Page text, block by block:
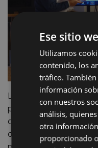
La responsable del
partiendo de la propia
desgranado las partes
concejo -villa y tierra- y
Ese sitio
Utilizamos
contenido, los
tráfico.
información
con nuestros
análisis,
otra
proporcionado